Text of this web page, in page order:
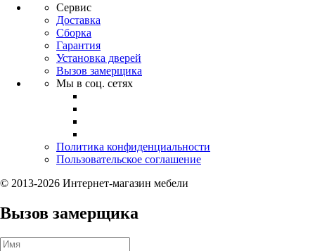
Сервис
Доставка
Сборка
Гарантия
Установка дверей
Вызов замерщика
Мы в соц. сетях
Политика конфиденциальности
Пользовательское соглашение
© 2013-2026 Интернет-магазин мебели
Вызов замерщика